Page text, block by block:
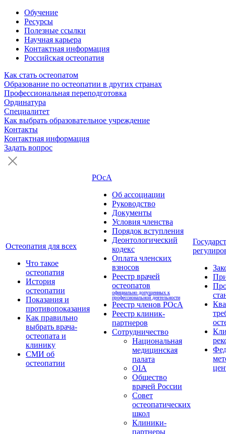
Обучение
Ресурсы
Полезные ссылки
Научная карьера
Контактная информация
Российская остеопатия
Как стать остеопатом
Образование по остеопатии в других странах
Профессиональная переподготовка
Ординатура
Специалитет
Как выбрать образовательное учреждение
Контакты
Контактная информация
Задать вопрос
Остеопатия для всех
Что такое
остеопатия
История
остеопатии
Показания и
противопоказания
Как правильно
выбрать врача-
остеопата и
клинику
СМИ об
остеопатии
РОсА
Об ассоциации
Руководство
Документы
Условия членства
Порядок вступления
Деонтологический
кодекс
Оплата членских
взносов
Реестр врачей
остеопатов
официально допущенных к
профессиональной деятельности
Реестр членов РОсА
Реестр клиник-
партнеров
Сотрудничество
Национальная
медицинская
палата
OIA
Общество
врачей России
Совет
остеопатических
школ
Клиники-
партнеры